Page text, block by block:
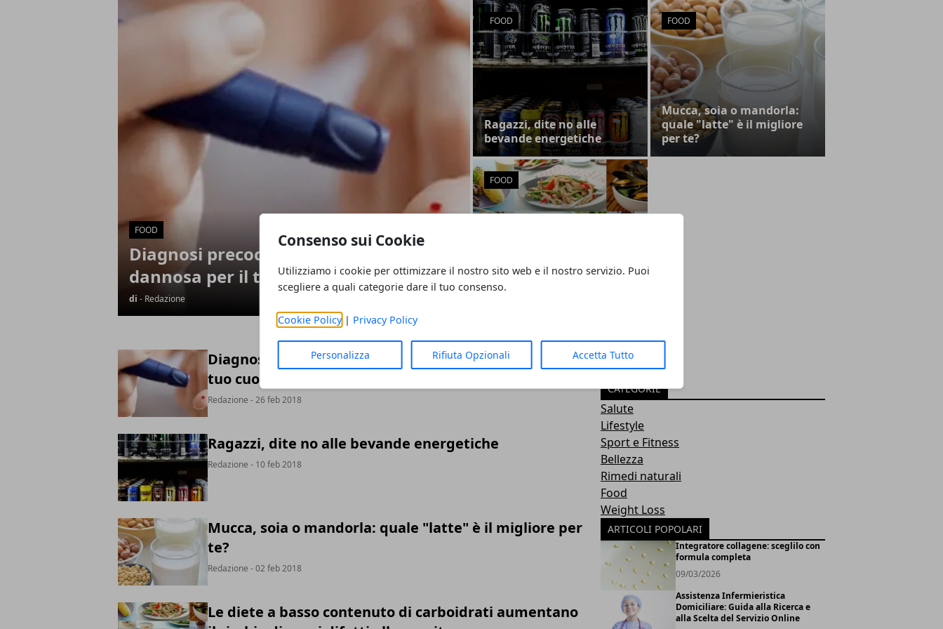
Consenso sui Cookie
Utilizziamo i cookie per ottimizzare il nostro sito web e il nostro servizio. Puoi
scegliere a quali categorie dare il tuo consenso.
Cookie Policy| Privacy Policy
Personalizza Rifiuta Opzionali Accetta Tutto
Articoli in Evidenza
FOOD
Diagnosi precoce del diabete di tipo 2
dannosa per il tuo cuore
di - Redazione
FOOD
Ragazzi, dite no alle
bevande energetiche
FOOD
Mucca, soia o mandorla:
quale "latte" è il migliore
per te?
FOOD
di carboidrati aumentano
il rischio di gravi difetti
Diagnosi precoce del diabete di tipo 2 dannosa per il
tuo cuore
Redazione - 26 feb 2018
Ragazzi, dite no alle bevande energetiche
Redazione - 10 feb 2018
Mucca, soia o mandorla: quale "latte" è il migliore per
te?
Redazione - 02 feb 2018
Le diete a basso contenuto di carboidrati aumentano
CATEGORIE
Salute
Lifestyle
Sport e Fitness
Bellezza
Rimedi naturali
Food
Weight Loss
ARTICOLI POPOLARI
Integratore collagene: sceglilo con
formula completa
09/03/2026
Assistenza Infermieristica
Domiciliare: Guida alla Ricerca e
alla Scelta del Servizio Online